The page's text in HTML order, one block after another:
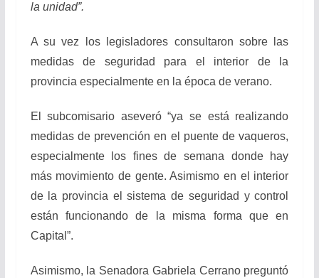
la unidad”.
A su vez los legisladores consultaron sobre las
medidas de seguridad para el interior de la
provincia especialmente en la época de verano.
El subcomisario aseveró “ya se está realizando
medidas de prevención en el puente de vaqueros,
especialmente los fines de semana donde hay
más movimiento de gente. Asimismo en el interior
de la provincia el sistema de seguridad y control
están funcionando de la misma forma que en
Capital”.
Asimismo, la Senadora Gabriela Cerrano preguntó